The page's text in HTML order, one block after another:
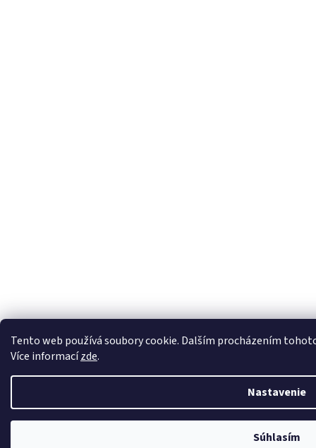
Tento web používá soubory cookie. Dalším procházením
Více informacízde.
Nastavenie
Súhlasím